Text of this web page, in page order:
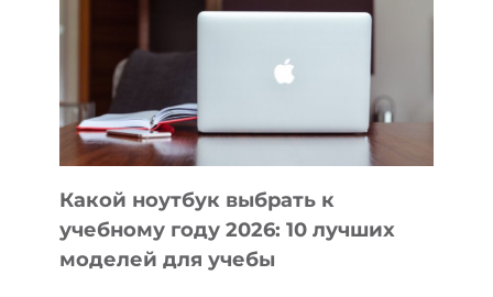
СОЗДАВАТЬ
БЕЗ
СЛОЖНОГО
КОДА
Какой ноутбук выбрать к
учебному году 2026: 10 лучших
моделей для учебы